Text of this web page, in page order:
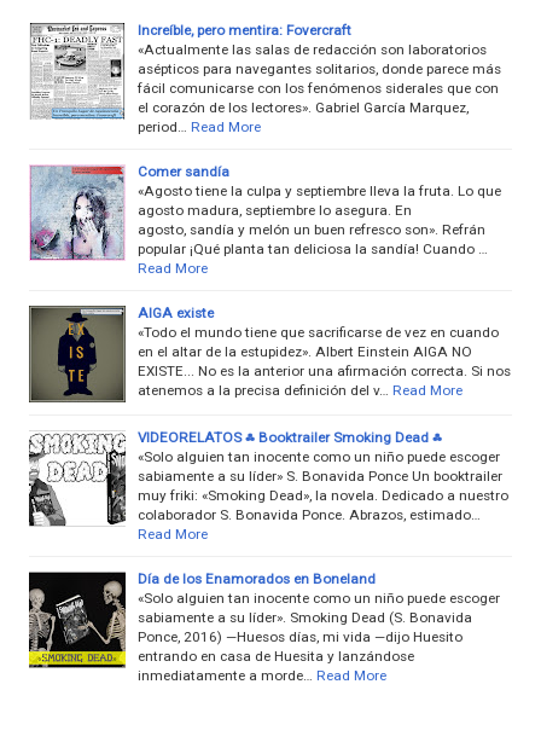
Increíble, pero mentira: Fovercraft
«Actualmente las salas de redacción son laboratorios
asépticos para navegantes solitarios, donde parece más
fácil comunicarse con los fenómenos siderales que con
el corazón de los lectores». Gabriel García Marquez,
period…
Read More
Comer sandía
«Agosto tiene la culpa y septiembre lleva la fruta. Lo que
agosto madura, septiembre lo asegura. En
agosto, sandía y melón un buen refresco son». Refrán
popular ¡Qué planta tan deliciosa la sandía! Cuando …
Read More
AIGA existe
«Todo el mundo tiene que sacrificarse de vez en cuando
en el altar de la estupidez». Albert Einstein AIGA NO
EXISTE... No es la anterior una afirmación correcta. Si nos
atenemos a la precisa definición del v…
Read More
VIDEORELATOS ⁂ Booktrailer Smoking Dead ⁂
«Solo alguien tan inocente como un niño puede escoger
sabiamente a su líder» S. Bonavida Ponce Un booktrailer
muy friki: «Smoking Dead», la novela. Dedicado a nuestro
colaborador S. Bonavida Ponce. Abrazos, estimado…
Read More
Día de los Enamorados en Boneland
«Solo alguien tan inocente como un niño puede escoger
sabiamente a su líder». Smoking Dead (S. Bonavida
Ponce, 2016) —Huesos días, mi vida —dijo Huesito
entrando en casa de Huesita y lanzándose
inmediatamente a morde…
Read More